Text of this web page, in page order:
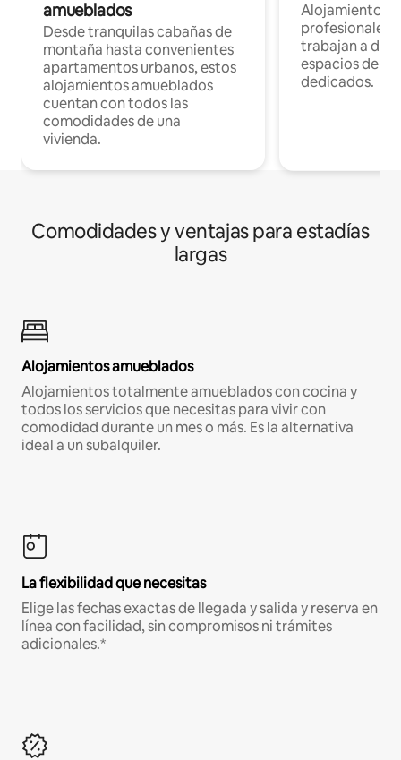
amueblados
Desde tranquilas cabañas de
montaña hasta convenientes
apartamentos urbanos, estos
alojamientos amueblados
cuentan con todos las
comodidades de una
vivienda.
Alojamientos
profesionales
trabajan a
espacios de
dedicados.
Comodidades y ventajas para estadías
largas
Alojamientos amueblados
Alojamientos totalmente amueblados con cocina y
todos los servicios que necesitas para vivir con
comodidad durante un mes o más. Es la alternativa
ideal a un subalquiler.
La flexibilidad que necesitas
Elige las fechas exactas de llegada y salida y reserva en
línea con facilidad, sin compromisos ni trámites
adicionales.*